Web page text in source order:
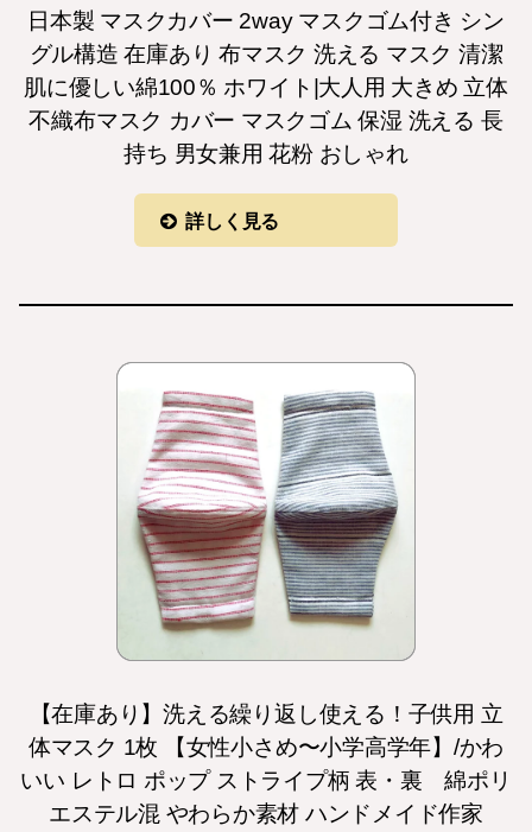
日本製 マスクカバー 2way マスクゴム付き シン
グル構造 在庫あり 布マスク 洗える マスク 清潔
肌に優しい綿100％ ホワイト|大人用 大きめ 立体
不織布マスク カバー マスクゴム 保湿 洗える 長
持ち 男女兼用 花粉 おしゃれ
詳しく見る
【在庫あり】洗える繰り返し使える！子供用 立
体マスク 1枚 【女性小さめ〜小学高学年】/かわ
いい レトロ ポップ ストライプ柄 表・裏 綿ポリ
エステル混 やわらか素材 ハンドメイド作家